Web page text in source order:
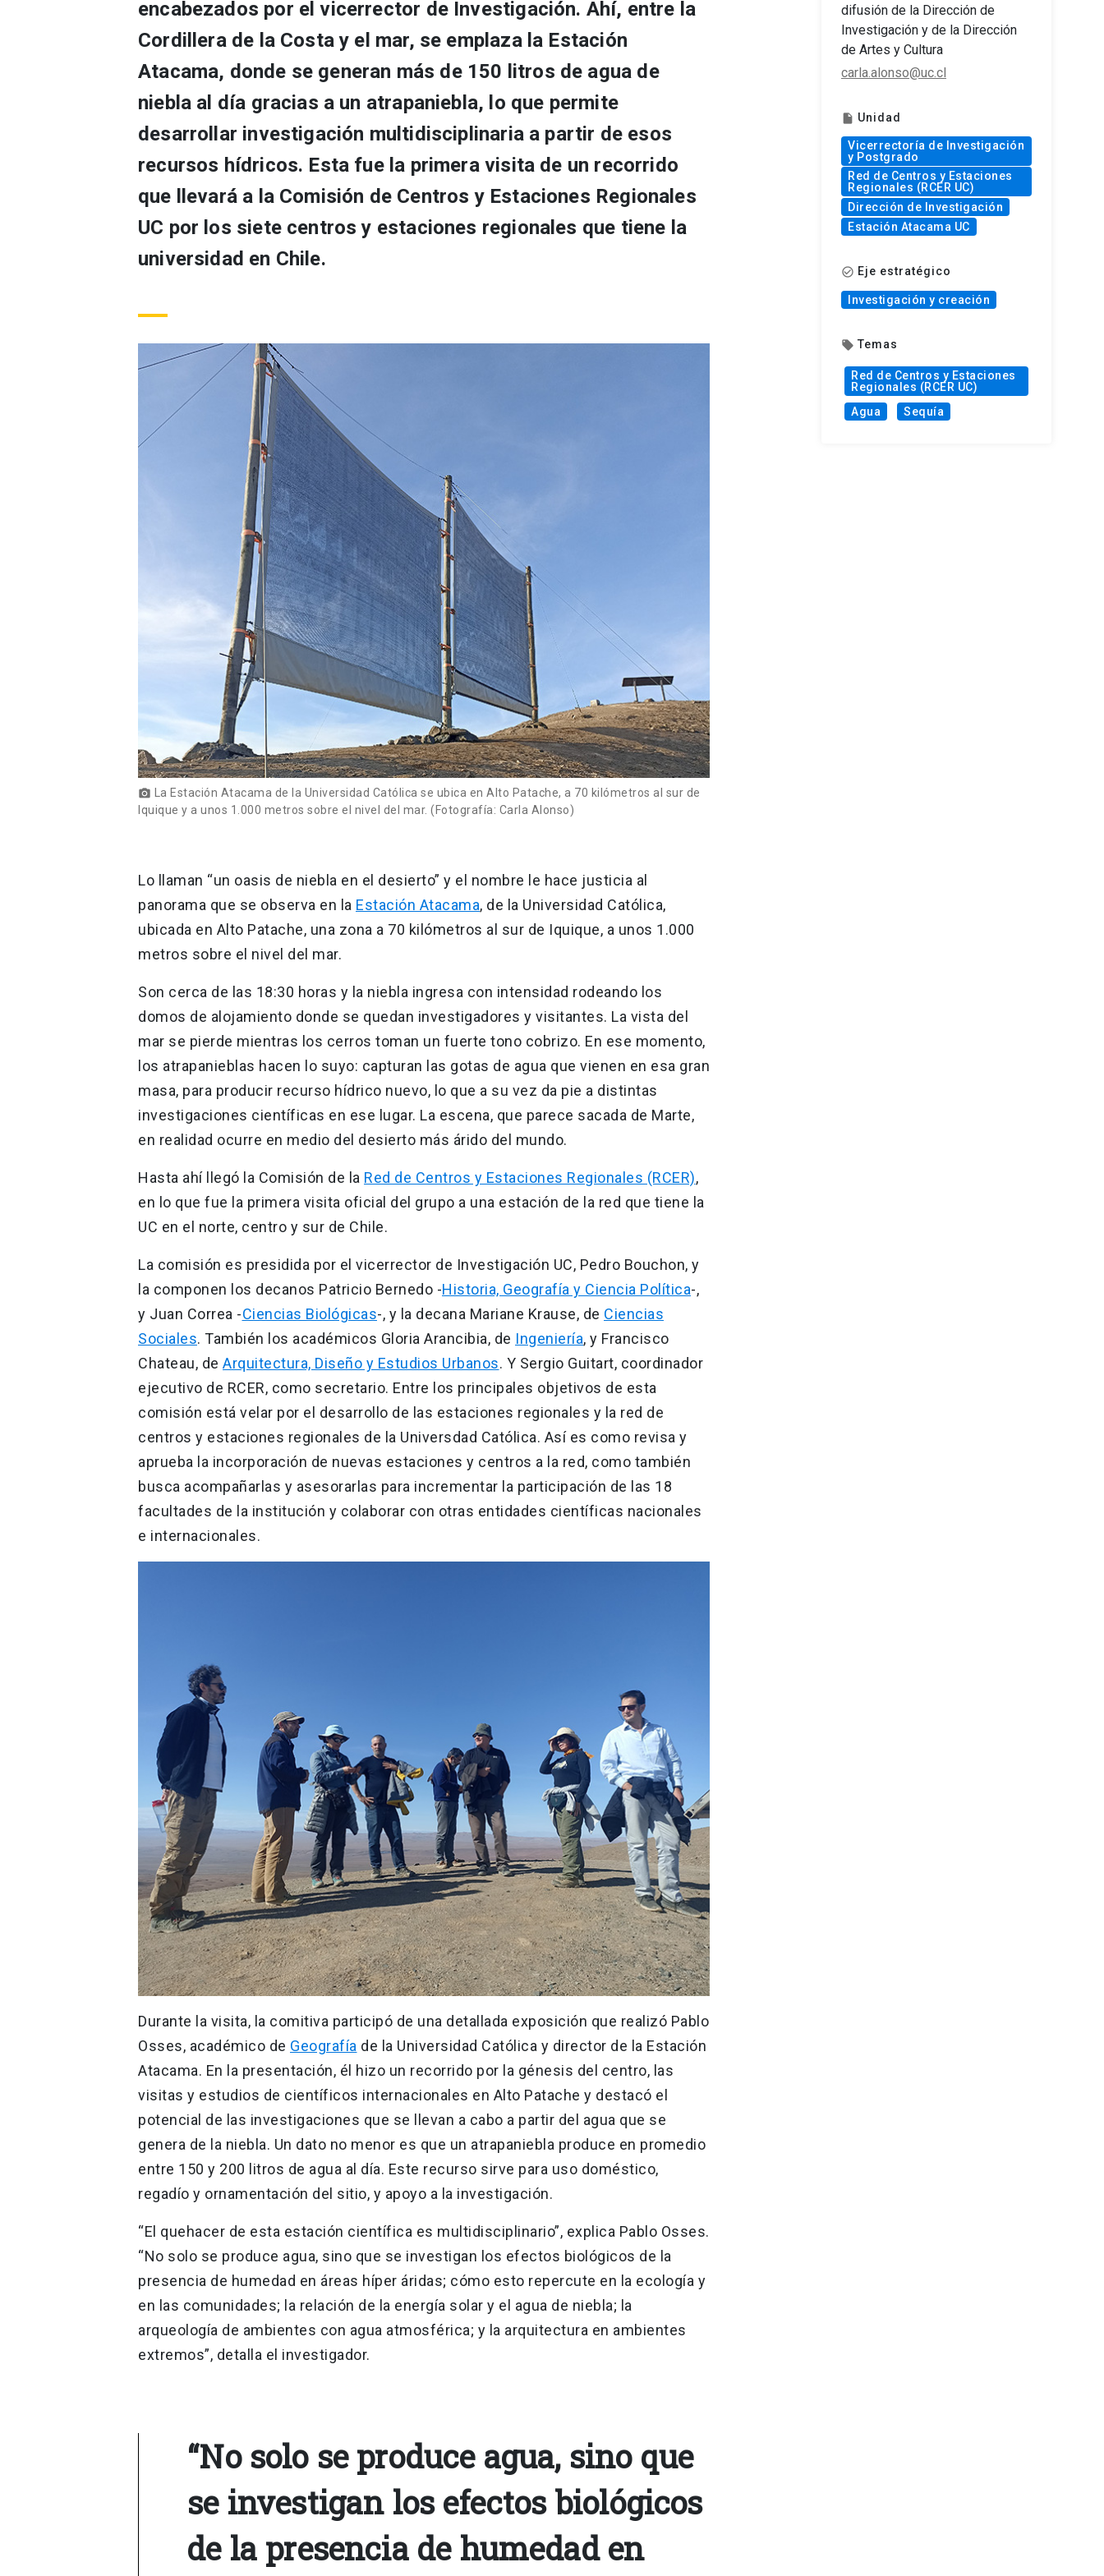
encabezados por el vicerrector de Investigación. Ahí, entre la
Cordillera de la Costa y el mar, se emplaza la Estación
Atacama, donde se generan más de 150 litros de agua de
niebla al día gracias a un atrapaniebla, lo que permite
desarrollar investigación multidisciplinaria a partir de esos
recursos hídricos. Esta fue la primera visita de un recorrido
que llevará a la Comisión de Centros y Estaciones Regionales
UC por los siete centros y estaciones regionales que tiene la
universidad en Chile.
photo_camera La Estación Atacama de la Universidad Católica se ubica en Alto Patache, a 70 kilómetros al sur de
Iquique y a unos 1.000 metros sobre el nivel del mar. (Fotografía: Carla Alonso)
Lo llaman “un oasis de niebla en el desierto” y el nombre le hace justicia al
panorama que se observa en la Estación Atacama, de la Universidad Católica,
ubicada en Alto Patache, una zona a 70 kilómetros al sur de Iquique, a unos 1.000
metros sobre el nivel del mar.
Son cerca de las 18:30 horas y la niebla ingresa con intensidad rodeando los
domos de alojamiento donde se quedan investigadores y visitantes. La vista del
mar se pierde mientras los cerros toman un fuerte tono cobrizo. En ese momento,
los atrapanieblas hacen lo suyo: capturan las gotas de agua que vienen en esa gran
masa, para producir recurso hídrico nuevo, lo que a su vez da pie a distintas
investigaciones científicas en ese lugar. La escena, que parece sacada de Marte,
en realidad ocurre en medio del desierto más árido del mundo.
Hasta ahí llegó la Comisión de la Red de Centros y Estaciones Regionales (RCER),
en lo que fue la primera visita oficial del grupo a una estación de la red que tiene la
UC en el norte, centro y sur de Chile.
La comisión es presidida por el vicerrector de Investigación UC, Pedro Bouchon, y
la componen los decanos Patricio Bernedo -Historia, Geografía y Ciencia Política-,
y Juan Correa -Ciencias Biológicas-, y la decana Mariane Krause, de Ciencias
Sociales. También los académicos Gloria Arancibia, de Ingeniería, y Francisco
Chateau, de Arquitectura, Diseño y Estudios Urbanos. Y Sergio Guitart, coordinador
ejecutivo de RCER, como secretario. Entre los principales objetivos de esta
comisión está velar por el desarrollo de las estaciones regionales y la red de
centros y estaciones regionales de la Universdad Católica. Así es como revisa y
aprueba la incorporación de nuevas estaciones y centros a la red, como también
busca acompañarlas y asesorarlas para incrementar la participación de las 18
facultades de la institución y colaborar con otras entidades científicas nacionales
e internacionales.
Durante la visita, la comitiva participó de una detallada exposición que realizó Pablo
Osses, académico de Geografía de la Universidad Católica y director de la Estación
Atacama. En la presentación, él hizo un recorrido por la génesis del centro, las
visitas y estudios de científicos internacionales en Alto Patache y destacó el
potencial de las investigaciones que se llevan a cabo a partir del agua que se
genera de la niebla. Un dato no menor es que un atrapaniebla produce en promedio
entre 150 y 200 litros de agua al día. Este recurso sirve para uso doméstico,
regadío y ornamentación del sitio, y apoyo a la investigación.
“El quehacer de esta estación científica es multidisciplinario”, explica Pablo Osses.
“No solo se produce agua, sino que se investigan los efectos biológicos de la
presencia de humedad en áreas híper áridas; cómo esto repercute en la ecología y
en las comunidades; la relación de la energía solar y el agua de niebla; la
arqueología de ambientes con agua atmosférica; y la arquitectura en ambientes
extremos”, detalla el investigador.
“No solo se produce agua, sino que
se investigan los efectos biológicos
de la presencia de humedad en
difusión de la Dirección de
Investigación y de la Dirección
de Artes y Cultura
carla.alonso@uc.cl
insert_drive_file Unidad
Vicerrectoría de Investigación
y Postgrado
Red de Centros y Estaciones
Regionales (RCER UC)
Dirección de Investigación
Estación Atacama UC
check_circle_outline Eje estratégico
Investigación y creación
local_offer Temas
Red de Centros y Estaciones
Regionales (RCER UC)
Agua
Sequía